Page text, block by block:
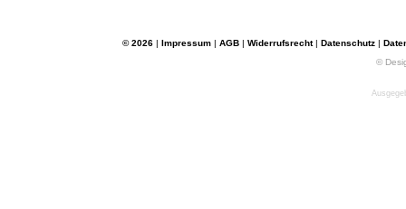
© 2026 | Impressum | AGB | Widerrufsrecht| Datenschutz |
©